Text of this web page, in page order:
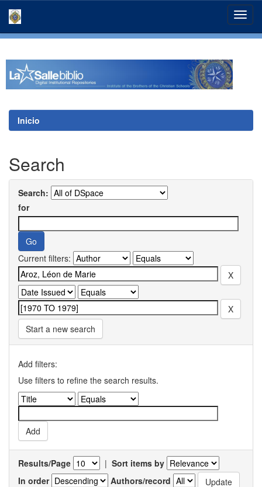
Inicio
Search
Search:
for
Current filters:
Start a new search
Add filters:
Use filters to refine the search results.
Results/Page | Sort items by
In order
Authors/record